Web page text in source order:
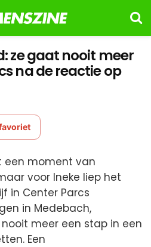
ze gaat nooit meer
na de reactie op
een moment van
voor Ineke liep het
in Center Parcs
in Medebach,
meer een stap in een
Een